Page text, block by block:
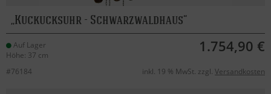
Kuckucksuhr - Schwarzwaldhaus
Auf Lager
Höhe: 37 cm
1.754,90 €
#76184 inkl. 19 % MwSt. zzgl. Versandkosten